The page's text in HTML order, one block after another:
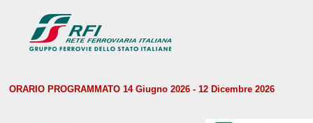
ORARIO PROGRAMMATO 14 Giugno 2026 - 12 Dicembre 2026